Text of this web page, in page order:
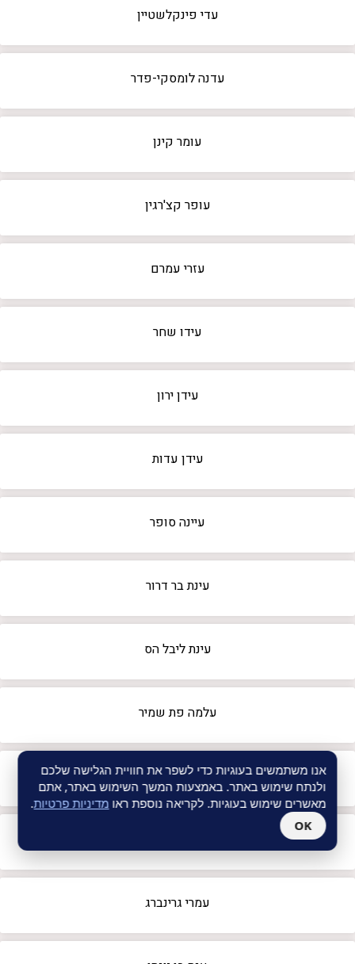
עדי פינקלשטיין
עדנה לומסקי-פדר
עומר קינן
עופר קצ'רגין
עזרי עמרם
עידו שחר
עידן ירון
עידן עדות
עיינה סופר
עינת בר דרור
עינת ליבל הס
עלמה פת שמיר
עמית רוטמן
עמרי גרינברג
אנו משתמשים בעוגיות כדי לשפר את חוויית הגלישה שלכם
ולנתח שימוש באתר. באמצעות המשך השימוש באתר, אתם
מאשרים שימוש בעוגיות. לקריאה נוספת ראו מדיניות פרטיות.
OK